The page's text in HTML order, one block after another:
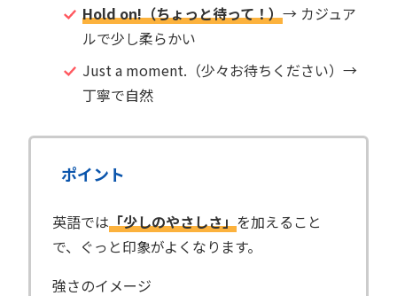
Hold on!（ちょっと待って！）→ カジュア
ルで少し柔らかい
Just a moment.（少々お待ちください）→
丁寧で自然
ポイント
英語では「少しのやさしさ」を加えること
で、ぐっと印象がよくなります。
強さのイメージ